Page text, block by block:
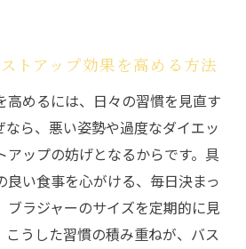
トアップ効果を高める方法
高めるには、日々の習慣を見直す
なら、悪い姿勢や過度なダイエッ
アップの妨げとなるからです。具
良い食事を心がける、毎日決まっ
ブラジャーのサイズを定期的に見
こうした習慣の積み重ねが、バス